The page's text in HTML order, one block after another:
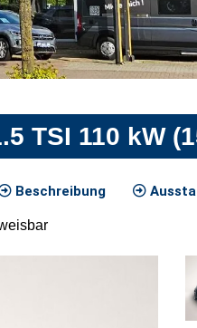
TSI 110 kW
Beschreibung